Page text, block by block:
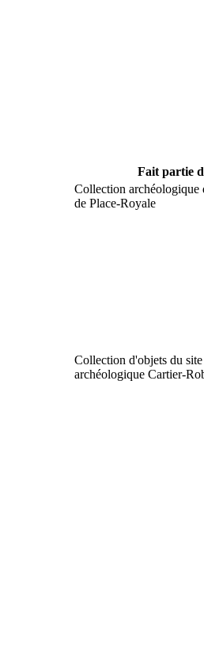
Fait partie
Collection archéologique
de Place-Royale
Collection d'objets du site
archéologique Cartier-